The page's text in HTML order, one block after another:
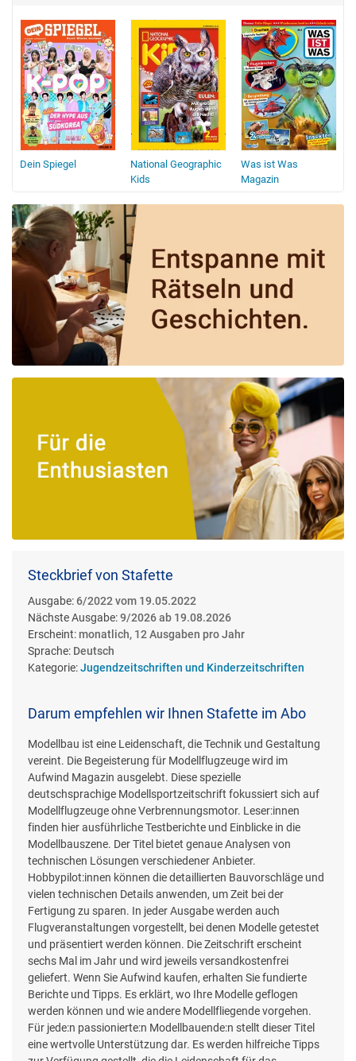
Dein Spiegel
National Geographic
Kids
Was ist Was
Magazin
Steckbrief von Stafette
Ausgabe:6/2022 vom 19.05.2022
Nächste Ausgabe:9/2026 ab 19.08.2026
Erscheint: monatlich, 12 Ausgaben pro Jahr
Sprache: Deutsch
Kategorie:Jugendzeitschriften und Kinderzeitschriften
Darum empfehlen wir Ihnen Stafette im Abo
Modellbau ist eine Leidenschaft, die Technik und Gestaltung
vereint. Die Begeisterung für Modellflugzeuge wird im
Aufwind Magazin ausgelebt. Diese spezielle
deutschsprachige Modellsportzeitschrift fokussiert sich auf
Modellflugzeuge ohne Verbrennungsmotor. Leser:innen
finden hier ausführliche Testberichte und Einblicke in die
Modellbauszene. Der Titel bietet genaue Analysen von
technischen Lösungen verschiedener Anbieter.
Hobbypilot:innen können die detaillierten Bauvorschläge und
vielen technischen Details anwenden, um Zeit bei der
Fertigung zu sparen. In jeder Ausgabe werden auch
Flugveranstaltungen vorgestellt, bei denen Modelle getestet
und präsentiert werden können. Die Zeitschrift erscheint
sechs Mal im Jahr und wird jeweils versandkostenfrei
geliefert. Wenn Sie Aufwind kaufen, erhalten Sie fundierte
Berichte und Tipps. Es erklärt, wo Ihre Modelle geflogen
werden können und wie andere Modellfliegende vorgehen.
Für jede:n passionierte:n Modellbauende:n stellt dieser Titel
eine wertvolle Unterstützung dar. Es werden hilfreiche Tipps